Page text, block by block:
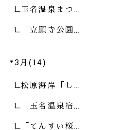
玉名温泉まつ…
「立願寺公園…
3月(14)
松原海岸「し…
「玉名温泉宿…
「てんすい桜…